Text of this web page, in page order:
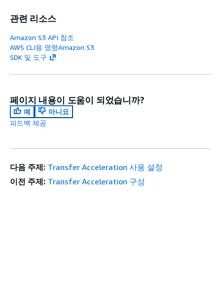
관련 리소스
Amazon S3 API 참조
AWS CLI용 명령Amazon S3
SDK 및 도구
페이지 내용이 도움이 되었습니까?
예
아니요
피드백 제공
다음 주제: Transfer Acceleration 사용 설정
이전 주제: Transfer Acceleration 구성